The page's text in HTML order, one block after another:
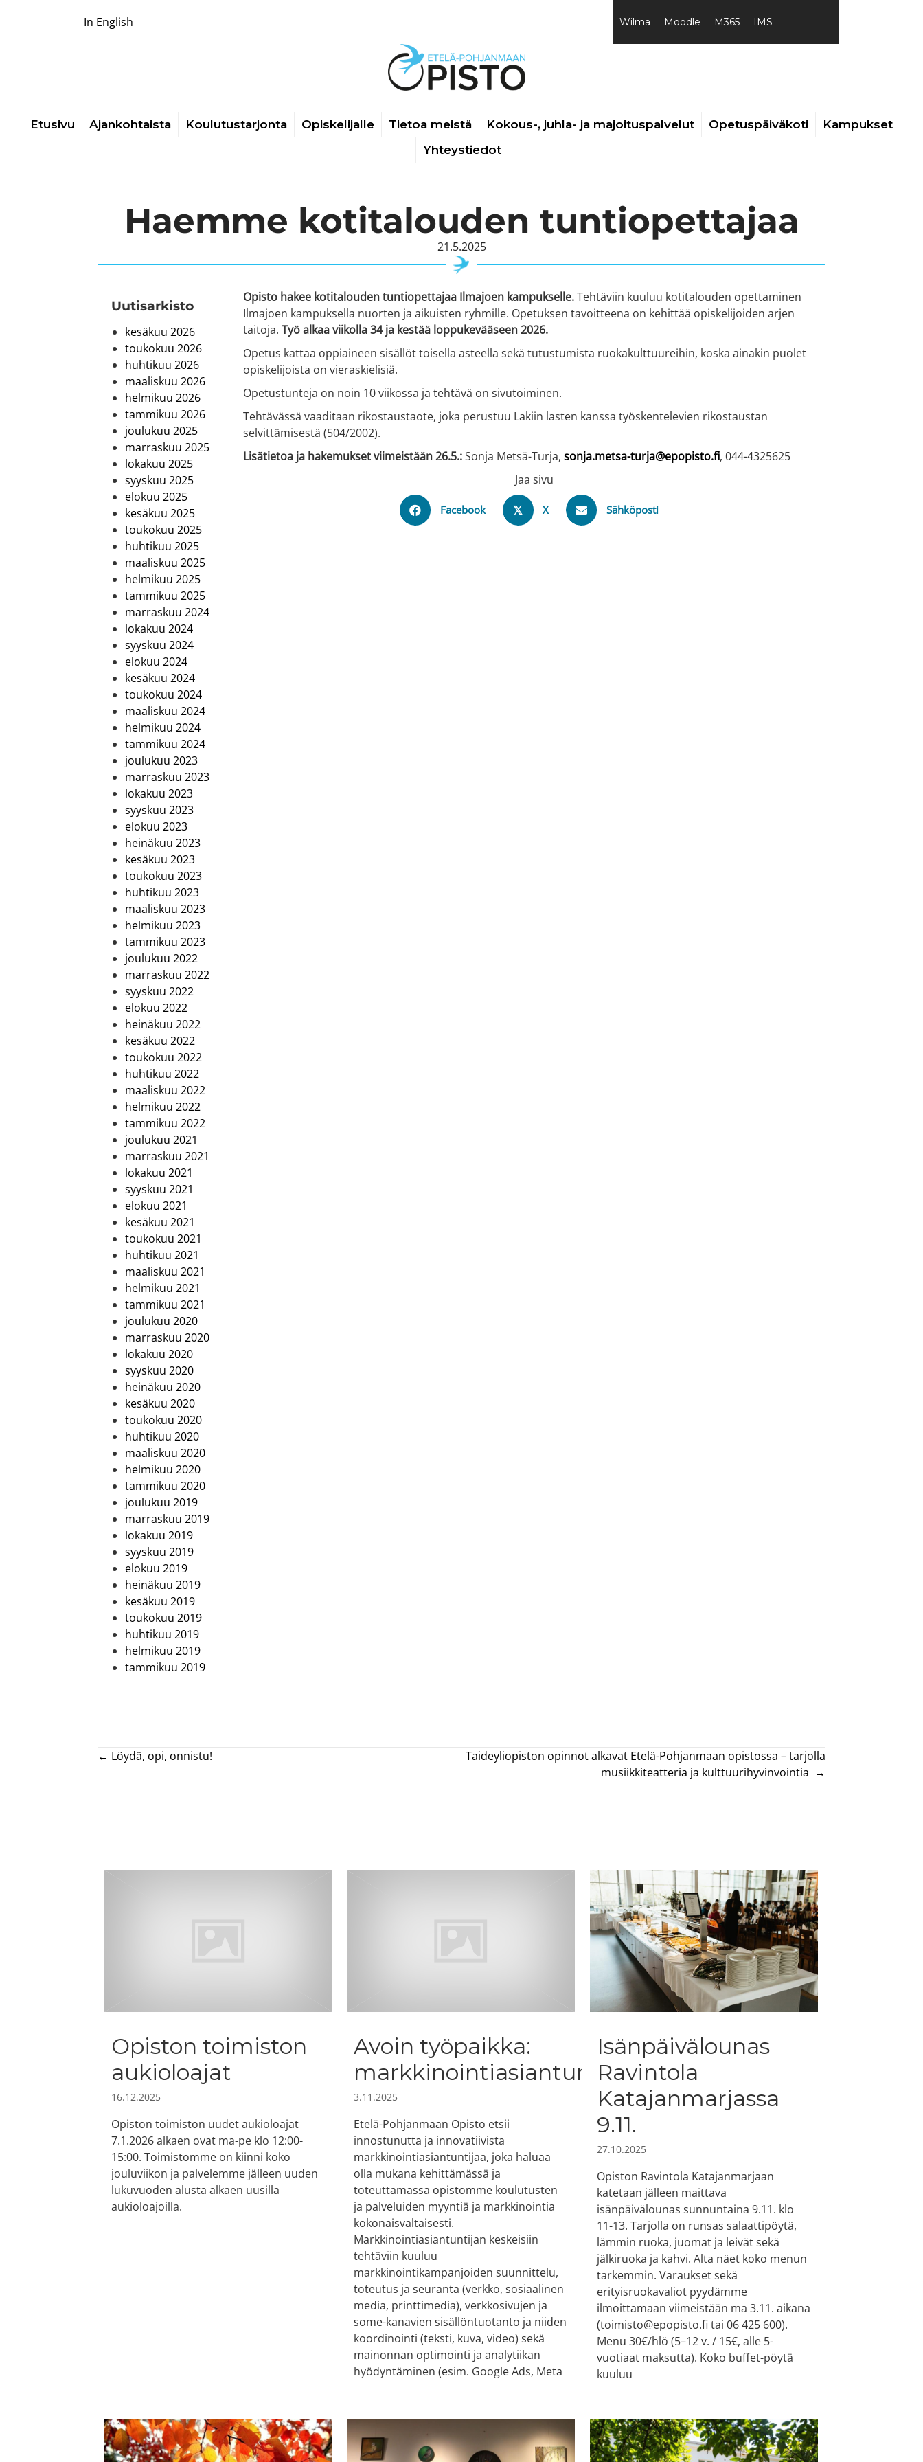
In English Wilma Moodle M365 IMS
Etusivu Ajankohtaista Koulutustarjonta Opiskelijalle Tietoa meistä Kokous-, juhla- ja majoituspalvelut Opetuspäiväkoti
Kampukset
Yhteystiedot
Haemme kotitalouden tuntiopettajaa
21.5.2025
Uutis­arkisto
kesäkuu 2026
toukokuu 2026
huhtikuu 2026
maaliskuu 2026
helmikuu 2026
tammikuu 2026
joulukuu 2025
marraskuu 2025
lokakuu 2025
syyskuu 2025
elokuu 2025
kesäkuu 2025
toukokuu 2025
huhtikuu 2025
maaliskuu 2025
helmikuu 2025
tammikuu 2025
marraskuu 2024
lokakuu 2024
syyskuu 2024
elokuu 2024
kesäkuu 2024
toukokuu 2024
maaliskuu 2024
helmikuu 2024
tammikuu 2024
joulukuu 2023
marraskuu 2023
lokakuu 2023
syyskuu 2023
elokuu 2023
heinäkuu 2023
kesäkuu 2023
toukokuu 2023
huhtikuu 2023
maaliskuu 2023
helmikuu 2023
tammikuu 2023
joulukuu 2022
marraskuu 2022
syyskuu 2022
elokuu 2022
heinäkuu 2022
kesäkuu 2022
toukokuu 2022
huhtikuu 2022
maaliskuu 2022
helmikuu 2022
tammikuu 2022
joulukuu 2021
marraskuu 2021
lokakuu 2021
syyskuu 2021
elokuu 2021
kesäkuu 2021
toukokuu 2021
huhtikuu 2021
maaliskuu 2021
helmikuu 2021
tammikuu 2021
joulukuu 2020
marraskuu 2020
lokakuu 2020
syyskuu 2020
heinäkuu 2020
kesäkuu 2020
toukokuu 2020
huhtikuu 2020
maaliskuu 2020
helmikuu 2020
tammikuu 2020
joulukuu 2019
marraskuu 2019
lokakuu 2019
syyskuu 2019
elokuu 2019
heinäkuu 2019
kesäkuu 2019
toukokuu 2019
huhtikuu 2019
helmikuu 2019
tammikuu 2019
Opisto hakee kotitalouden tuntiopettajaa Ilmajoen kampukselle.Tehtäviin kuuluu kotitalouden opettaminen
Ilmajoen kampuksella nuorten ja aikuisten ryhmille. Opetuksen tavoitteena on kehittää opiskelijoiden arjen
taitoja. Työ alkaa viikolla 34 ja kestää loppukevääseen 2026.
Opetus kattaa oppiaineen sisällöt toisella asteella sekä tutustumista ruokakulttuureihin, koska ainakin puolet
opiskelijoista on vieraskielisiä.
Opetustunteja on noin 10 viikossa ja tehtävä on sivutoiminen.
Tehtävässä vaaditaan rikostaustaote, joka perustuu Lakiin lasten kanssa työskentelevien rikostaustan
selvittämisestä (504/2002).
Lisätietoa ja hakemukset viimeistään 26.5.:Sonja Metsä-Turja, sonja.metsa-turja@epopisto.fi, 044-4325625
Jaa sivu
Facebook 𝕏 X Sähköposti
Posts
← Löydä, opi, onnistu!
Taideyliopiston opinnot alkavat Etelä-Pohjanmaan opistossa – tarjolla
musiikkiteatteria ja kulttuurihyvinvointia →
Opiston toimiston
aukioloajat
16.12.2025
Opiston toimiston uudet aukioloajat
7.1.2026 alkaen ovat ma-pe klo 12:00-
15:00. Toimistomme on kiinni koko
jouluviikon ja palvelemme jälleen uuden
lukuvuoden alusta alkaen uusilla
aukioloajoilla.
Avoin työpaikka:
markkinointiasiantuntija
3.11.2025
Etelä-Pohjanmaan Opisto etsii
innostunutta ja innovatiivista
markkinointiasiantuntijaa, joka haluaa
olla mukana kehittämässä ja
toteuttamassa opistomme koulutusten
ja palveluiden myyntiä ja markkinointia
kokonaisvaltaisesti.
Markkinointiasiantuntijan keskeisiin
tehtäviin kuuluu
markkinointikampanjoiden suunnittelu,
toteutus ja seuranta (verkko, sosiaalinen
media, printtimedia), verkkosivujen ja
some-kanavien sisällöntuotanto ja niiden
koordinointi (teksti, kuva, video) sekä
mainonnan optimointi ja analytiikan
hyödyntäminen (esim. Google Ads, Meta
Isänpäivälounas
Ravintola
Katajanmarjassa
9.11.
27.10.2025
Opiston Ravintola Katajanmarjaan
katetaan jälleen maittava
isänpäivälounas sunnuntaina 9.11. klo
11-13. Tarjolla on runsas salaattipöytä,
lämmin ruoka, juomat ja leivät sekä
jälkiruoka ja kahvi. Alta näet koko menun
tarkemmin. Varaukset sekä
erityisruokavaliot pyydämme
ilmoittamaan viimeistään ma 3.11. aikana
(toimisto@epopisto.fi tai 06 425 600).
Menu 30€/hlö (5–12 v. / 15€, alle 5-
vuotiaat maksutta). Koko buffet-pöytä
kuuluu